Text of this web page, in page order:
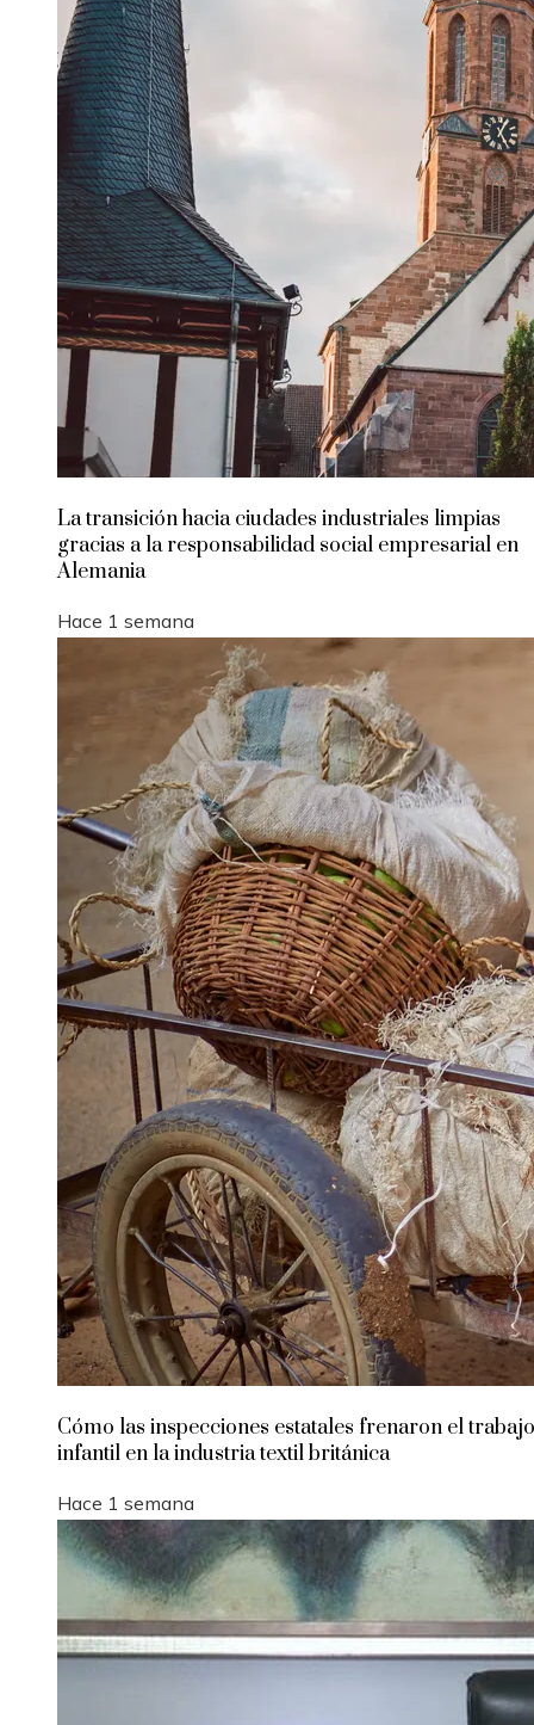
La transición hacia ciudades industriales limpias
gracias a la responsabilidad social empresarial en
Alemania
Hace 1 semana
Cómo las inspecciones estatales frenaron el trabajo
infantil en la industria textil británica
Hace 1 semana